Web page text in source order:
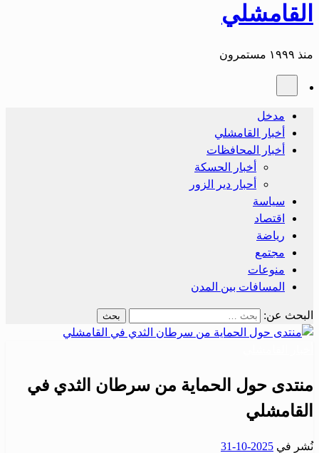
القامشلي
منذ ١٩٩٩ مستمرون
مدخل
أخبار القامشلي
أخبار المحافظات
أخبار الحسكة
أحبار دير الزور
سياسة
اقتصاد
رياضة
مجتمع
منوعات
المسافات بين المدن
البحث عن:
منتدى حول الحماية من سرطان الثدي في
القامشلي
نُشر في 2025-10-31